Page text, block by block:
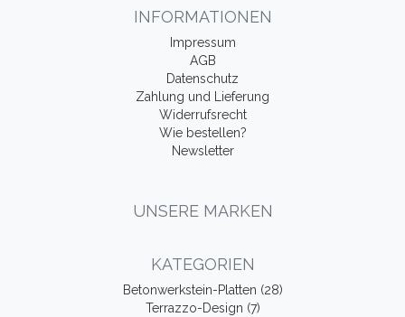
INFORMATIONEN
Impressum
AGB
Datenschutz
Zahlung und Lieferung
Widerrufsrecht
Wie bestellen?
Newsletter
UNSERE MARKEN
KATEGORIEN
Betonwerkstein-Platten (28)
Terrazzo-Design (7)